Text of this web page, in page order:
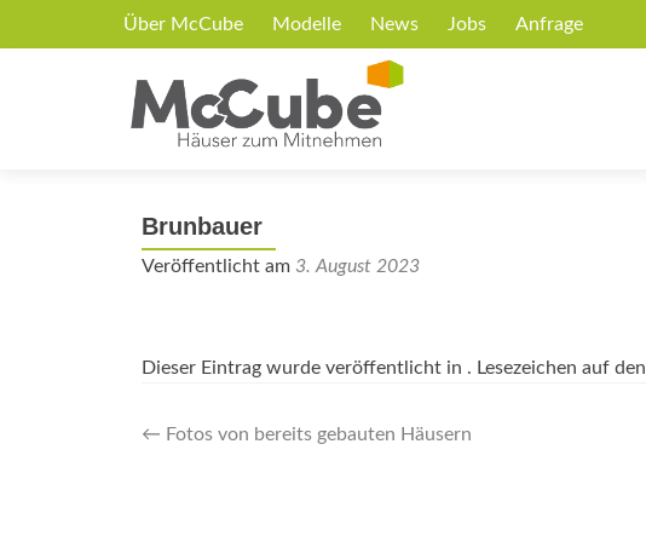
Über McCube Modelle News Jobs Anfrage
Brunbauer
Veröffentlicht am 3. August 2023
Dieser Eintrag wurde veröffentlicht in . Lesezeichen auf den
Artikel-
← Fotos von bereits gebauten Häusern